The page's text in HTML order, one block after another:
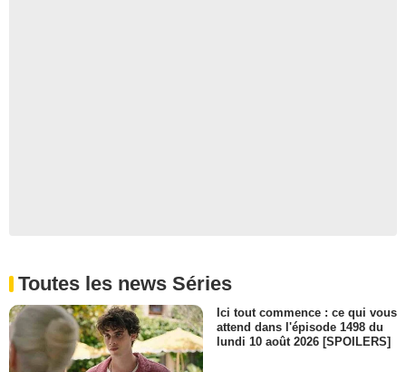
Toutes les news Séries
Ici tout commence : ce qui vous
attend dans l'épisode 1498 du
lundi 10 août 2026 [SPOILERS]